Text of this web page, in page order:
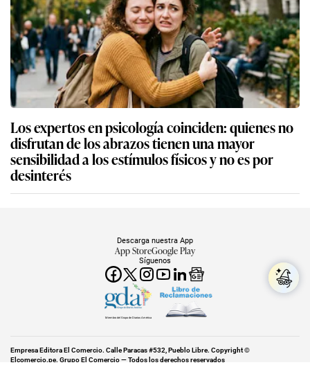
Los expertos en psicología coinciden: quienes no
disfrutan de los abrazos tienen una mayor
sensibilidad a los estímulos físicos y no es por
desinterés
Síguenos
Descarga nuestra App
App StoreGoogle Play
Miembro del Grupo de Diarios América
Empresa Editora El Comercio. Calle Paracas #532, Pueblo Libre. Copyright ©
Elcomercio.pe. Grupo El Comercio — Todos los derechos reservados